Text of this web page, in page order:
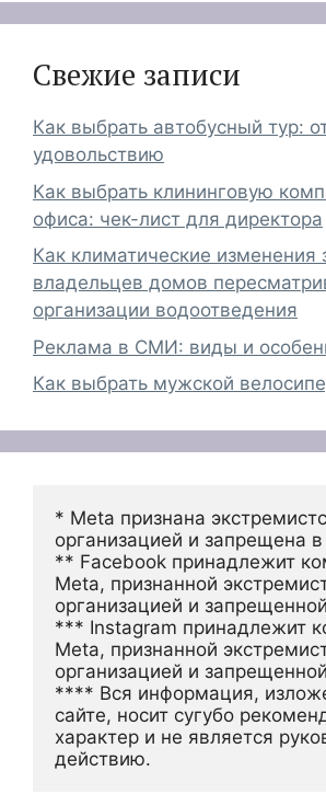
Свежие записи
Как выбрать автобусный тур:
удовольствию
Как выбрать клининговую
офиса: чек-лист для директора
Как климатические изменения
владельцев домов
организации водоотведения
Реклама в СМИ: виды и
Как выбрать мужской
* Meta признана
организацией и запрещена
** Facebook принадлежит
Meta, признанной
организацией и
*** Instagram принадлежит
Meta, признанной
организацией и
**** Вся информация,
сайте, носит сугубо
характер и не является
действию.